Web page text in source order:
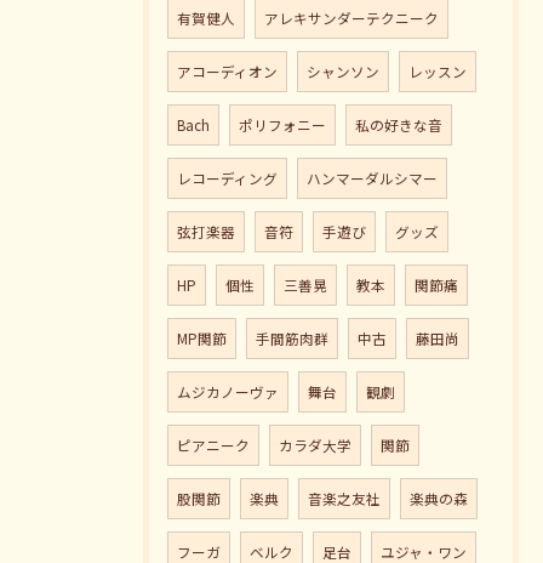
有賀健人 アレキサンダーテクニーク
アコーディオン シャンソン レッスン
Bach ポリフォニー 私の好きな音
レコーディング ハンマーダルシマー
弦打楽器 音符 手遊び グッズ
HP 個性 三善晃 教本 関節痛
MP関節 手間筋肉群 中古 藤田尚
ムジカノーヴァ 舞台 観劇
ピアニーク カラダ大学 関節
股関節 楽典 音楽之友社 楽典の森
フーガ ベルク 足台 ユジャ・ワン